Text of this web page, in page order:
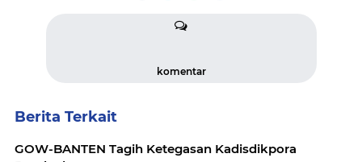
komentar
Berita Terkait
GOW-BANTEN Tagih Ketegasan Kadisdikpora